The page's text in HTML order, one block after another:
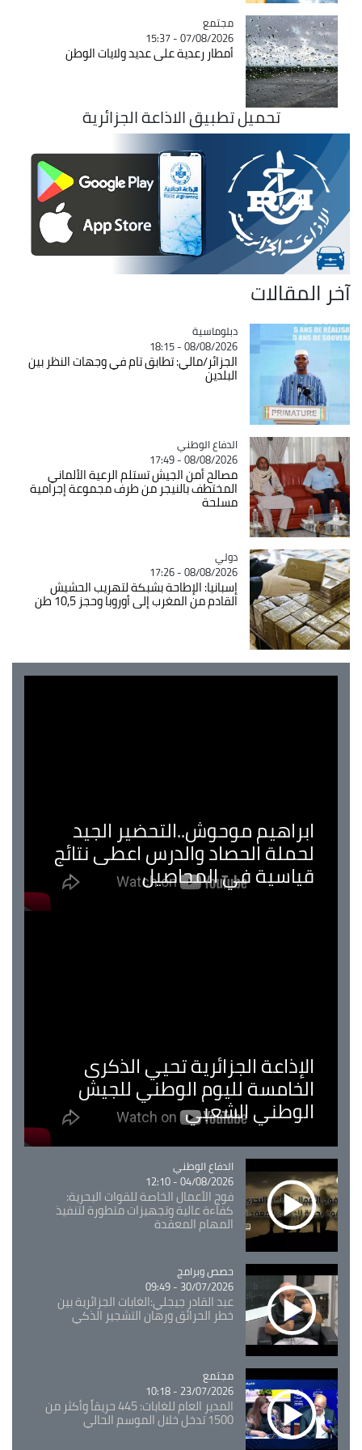
Catégorie
مجتمع
07/08/2026 - 15:37
أمطار رعدية على عديد ولايات الوطن
تحميل تطبيق الاذاعة الجزائرية
آخر المقالات
Catégorie
دبلوماسية
08/08/2026 - 18:15
الجزائر/مالي: تطابق تام في وجهات النظر بين
البلدين
Catégorie
الدفاع الوطني
08/08/2026 - 17:49
مصالح أمن الجيش تستلم الرعية الألماني
المختطف بالنيجر من طرف مجموعة إجرامية
مسلحة
Catégorie
دولي
08/08/2026 - 17:26
إسبانيا: الإطاحة بشبكة لتهريب الحشيش
القادم من المغرب إلى أوروبا وحجز 10,5 طن
ابراهيم موحوش..التحضير الجيد
لحملة الحصاد والدرس اعطى نتائج
قياسية في المحاصيل
الإذاعة الجزائرية تحيي الذكرى
الخامسة لليوم الوطني للجيش
الوطني الشعبي
Catégorie
الدفاع الوطني
04/08/2026 - 12:10
فوج الأعمال الخاصة للقوات البحرية:
كفاءة عالية وتجهيزات متطورة لتنفيذ
المهام المعقدة
Catégorie
حصص وبرامج
30/07/2026 - 09:49
عبد القادر جيجلي:الغابات الجزائرية بين
خطر الحرائق ورهان التشجير الذكي
Catégorie
مجتمع
23/07/2026 - 10:18
المدير العام للغابات: 445 حريقاً وأكثر من
1500 تدخل خلال الموسم الحالي